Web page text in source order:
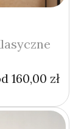
160,00 zł